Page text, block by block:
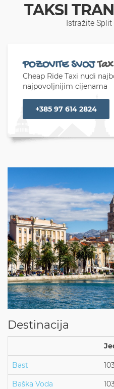
TAKSI
Istražite Split
POZOVITE SVOJ
Cheap Ride Taxi nudi
najpovoljnijim cijenama
+385 97 614 2824
Destinacija
Bast
Baška Voda